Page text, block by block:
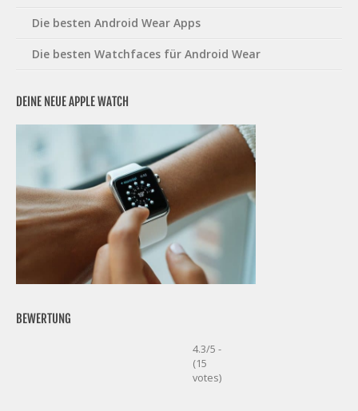
Die besten Android Wear Apps
Die besten Watchfaces für Android Wear
DEINE NEUE APPLE WATCH
BEWERTUNG
4.3/5 -
(15
votes)